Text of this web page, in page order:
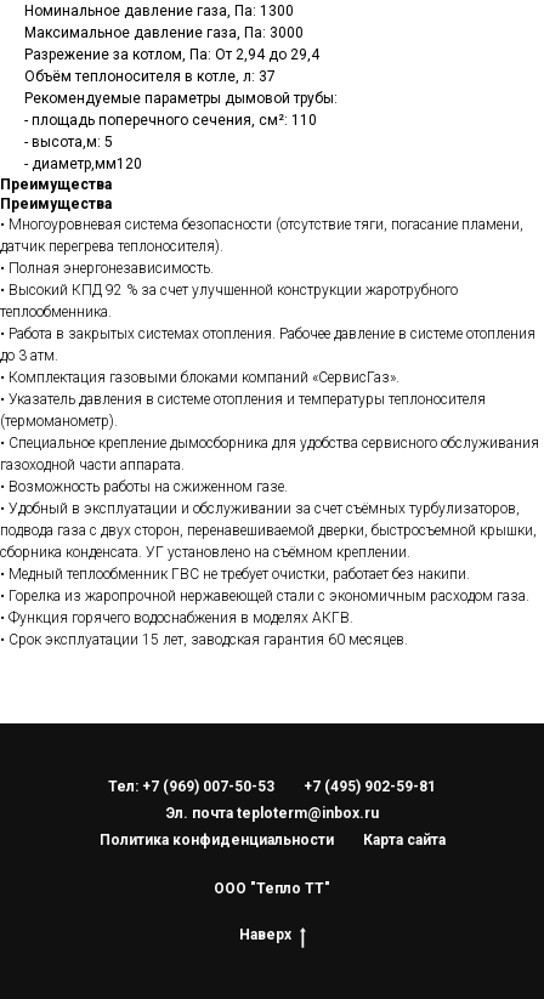
Номинальное давление газа, Па: 1300
Максимальное давление газа, Па: 3000
Разрежение за котлом, Па: От 2,94 до 29,4
Объём теплоносителя в котле, л: 37
Рекомендуемые параметры дымовой трубы:
- площадь поперечного сечения, см²: 110
- высота,м: 5
- диаметр,мм120
Преимущества
Преимущества
• Многоуровневая система безопасности (отсутствие тяги, погасание пламени,
датчик перегрева теплоносителя).
• Полная энергонезависимость.
• Высокий КПД 92 % за счет улучшенной конструкции жаротрубного
теплообменника.
• Работа в закрытых системах отопления. Рабочее давление в системе отопления
до 3 атм.
• Комплектация газовыми блоками компаний «СервисГаз».
• Указатель давления в системе отопления и температуры теплоносителя
(термоманометр).
• Специальное крепление дымосборника для удобства сервисного обслуживания
газоходной части аппарата.
• Возможность работы на сжиженном газе.
• Удобный в эксплуатации и обслуживании за счет съёмных турбулизаторов,
подвода газа с двух сторон, перенавешиваемой дверки, быстросъемной крышки,
сборника конденсата. УГ установлено на съёмном креплении.
• Медный теплообменник ГВС не требует очистки, работает без накипи.
• Горелка из жаропрочной нержавеющей стали с экономичным расходом газа.
• Функция горячего водоснабжения в моделях АКГВ.
• Срок эксплуатации 15 лет, заводская гарантия 60 месяцев.
Тел: +7 (969) 007-50-53
+7 (495) 902-59-81
Эл. почта teploterm@inbox.ru
Политика конфиденциальности
Карта сайта
ООО "Тепло ТТ"
Наверх